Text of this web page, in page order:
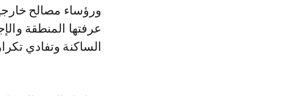
ورؤساء مصالح
عرفتها المنطقة
الساكنة وتفادي